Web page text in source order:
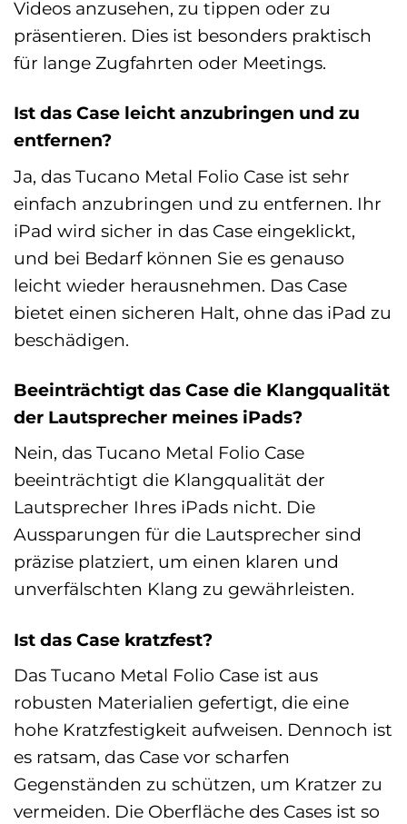
Videos anzusehen, zu tippen oder zu
präsentieren. Dies ist besonders praktisch
für lange Zugfahrten oder Meetings.
Ist das Case leicht anzubringen und zu
entfernen?
Ja, das Tucano Metal Folio Case ist sehr
einfach anzubringen und zu entfernen. Ihr
iPad wird sicher in das Case eingeklickt,
und bei Bedarf können Sie es genauso
leicht wieder herausnehmen. Das Case
bietet einen sicheren Halt, ohne das iPad zu
beschädigen.
Beeinträchtigt das Case die Klangqualität
der Lautsprecher meines iPads?
Nein, das Tucano Metal Folio Case
beeinträchtigt die Klangqualität der
Lautsprecher Ihres iPads nicht. Die
Aussparungen für die Lautsprecher sind
präzise platziert, um einen klaren und
unverfälschten Klang zu gewährleisten.
Ist das Case kratzfest?
Das Tucano Metal Folio Case ist aus
robusten Materialien gefertigt, die eine
hohe Kratzfestigkeit aufweisen. Dennoch ist
es ratsam, das Case vor scharfen
Gegenständen zu schützen, um Kratzer zu
vermeiden. Die Oberfläche des Cases ist so